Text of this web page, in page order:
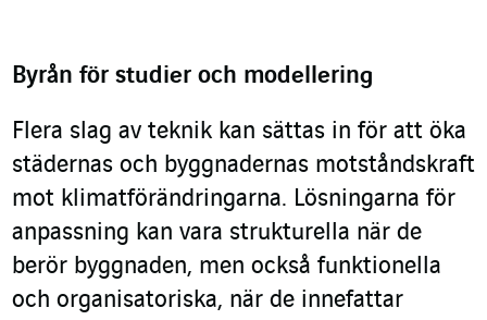
Byrån för studier och modellering
Flera slag av teknik kan sättas in för att öka
städernas och byggnadernas motståndskraft
mot klimatförändringarna. Lösningarna för
anpassning kan vara strukturella när de
berör byggnaden, men också funktionella
och organisatoriska, när de innefattar